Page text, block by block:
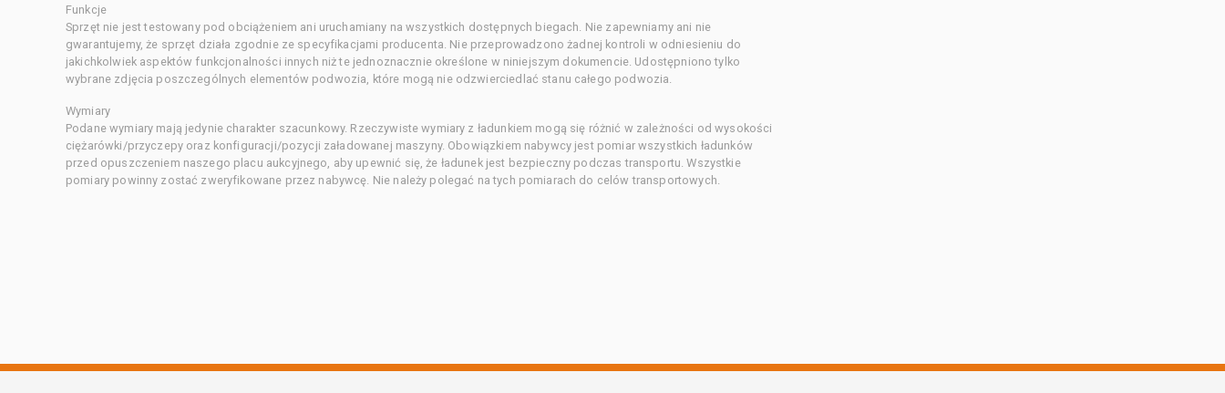
Funkcje
Sprzęt nie jest testowany pod obciążeniem ani uruchamiany na wszystkich dostępnych biegach. Nie zapewniamy ani nie
gwarantujemy, że sprzęt działa zgodnie ze specyfikacjami producenta. Nie przeprowadzono żadnej kontroli w odniesieniu do
jakichkolwiek aspektów funkcjonalności innych niż te jednoznacznie określone w niniejszym dokumencie. Udostępniono tylko
wybrane zdjęcia poszczególnych elementów podwozia, które mogą nie odzwierciedlać stanu całego podwozia.
Wymiary
Podane wymiary mają jedynie charakter szacunkowy. Rzeczywiste wymiary z ładunkiem mogą się różnić w zależności od wysokości
ciężarówki/przyczepy oraz konfiguracji/pozycji załadowanej maszyny. Obowiązkiem nabywcy jest pomiar wszystkich ładunków
przed opuszczeniem naszego placu aukcyjnego, aby upewnić się, że ładunek jest bezpieczny podczas transportu. Wszystkie
pomiary powinny zostać zweryfikowane przez nabywcę. Nie należy polegać na tych pomiarach do celów transportowych.